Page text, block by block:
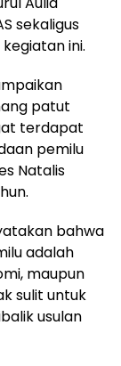
sekaligus
ini.
patut
terdapat
pemilu
Natalis
bahwa
adalah
maupun
sulit untuk
usulan